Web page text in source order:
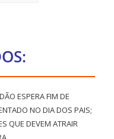
ESPERA FIM DE
NO DIA DOS PAIS;
QUE DEVEM ATRAIR